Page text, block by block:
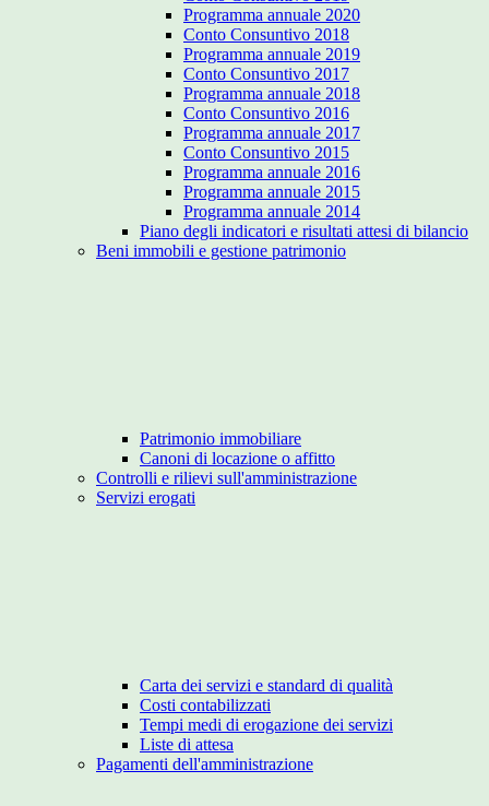
Programma annuale 2020
Conto Consuntivo 2018
Programma annuale 2019
Conto Consuntivo 2017
Programma annuale 2018
Conto Consuntivo 2016
Programma annuale 2017
Conto Consuntivo 2015
Programma annuale 2016
Programma annuale 2015
Programma annuale 2014
Piano degli indicatori e risultati attesi di bilancio
Beni immobili e gestione patrimonio
Patrimonio immobiliare
Canoni di locazione o affitto
Controlli e rilievi sull'amministrazione
Servizi erogati
Carta dei servizi e standard di qualità
Costi contabilizzati
Tempi medi di erogazione dei servizi
Liste di attesa
Pagamenti dell'amministrazione